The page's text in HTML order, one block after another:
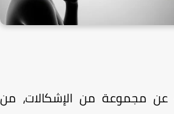
مجموعة من الإشكالات، من